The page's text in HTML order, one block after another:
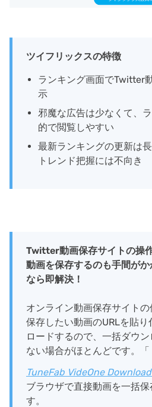
ツイフリックスの特徴
ランキング画面でTwitter
示
邪魔な広告は少なくて、
的で閲覧しやすい
最新ランキングの更新は
トレンド把握には不向き
Twitter動画保存サイトの操
動画を保存するのも手間が
なら即解決！
オンライン動画保存サイト
保存したい動画のURLを貼
ロードするので、一括ダウ
ない場合がほとんどです。「
TuneFab VideOne
ブラウザで直接動画を一括
す。